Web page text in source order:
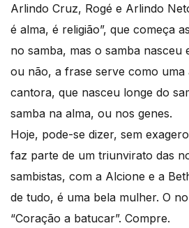
Arlindo Cruz, Rogé e Arlindo
é alma, é religião”, que começa
no samba, mas o samba nasceu
ou não, a frase serve como uma
cantora, que nasceu longe do
samba na alma, ou nos genes.
Hoje, pode-se dizer, sem
faz parte de um triunvirato das
sambistas, com a Alcione e a
de tudo, é uma bela mulher. O
“Coração a batucar”. Compre.